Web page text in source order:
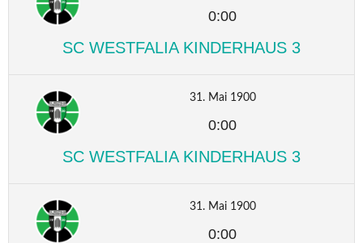
0:00
SC WESTFALIA KINDERHAUS 3
31. Mai 1900
0:00
SC WESTFALIA KINDERHAUS 3
31. Mai 1900
0:00